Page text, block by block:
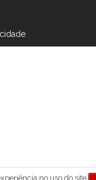
no uso do site.